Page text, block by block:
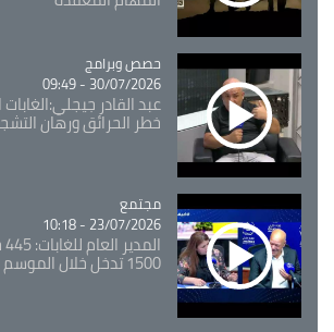
Catégorie
حصص وبرامج
30/07/2026 - 09:49
عبد القادر جيجلي:الغابات
خطر الحرائق ورهان
Catégorie
مجتمع
23/07/2026 - 10:18
المدير
1500 تدخل خلال الموسم الحالي